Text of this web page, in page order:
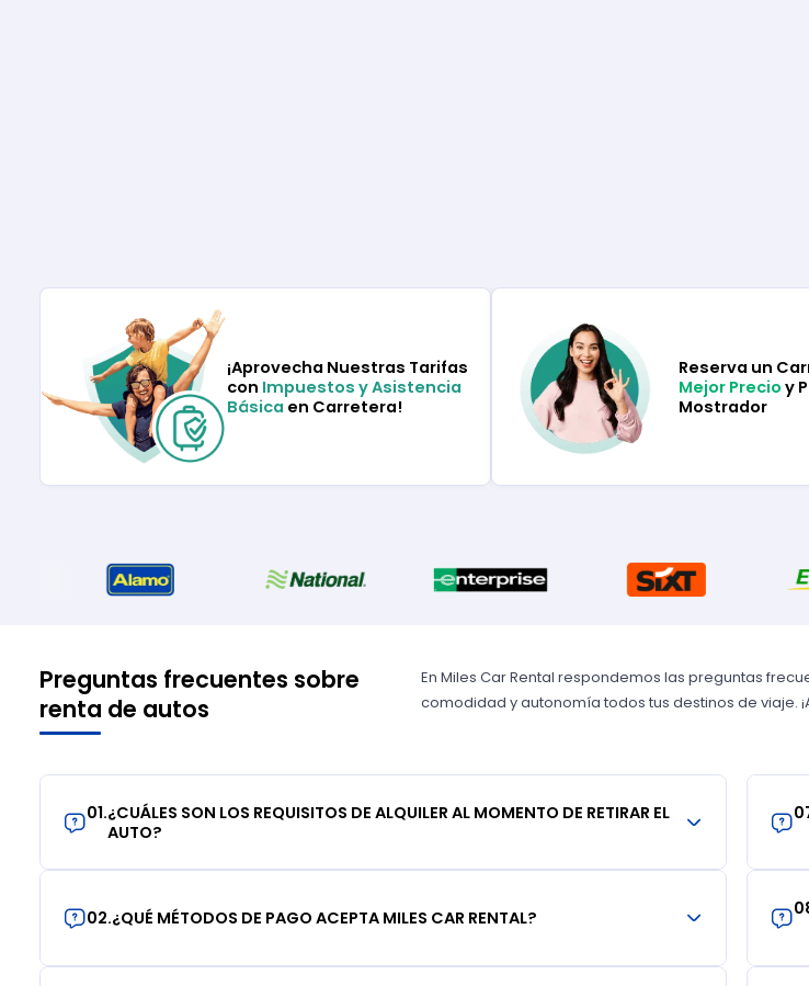
¡Aprovecha Nuestras Tarifas
con Impuestos y Asistencia
Básica en Carretera!
Reserva un
Mejor Precio y
Mostrador
Preguntas frecuentes sobre
renta de autos
En Miles Car Rental respondemos las preguntas
comodidad y autonomía todos tus destinos de viaje.
01.¿CUÁLES SON LOS REQUISITOS DE ALQUILER AL MOMENTO DE RETIRAR EL
AUTO?
02.¿QUÉ MÉTODOS DE PAGO ACEPTA MILES CAR RENTAL?